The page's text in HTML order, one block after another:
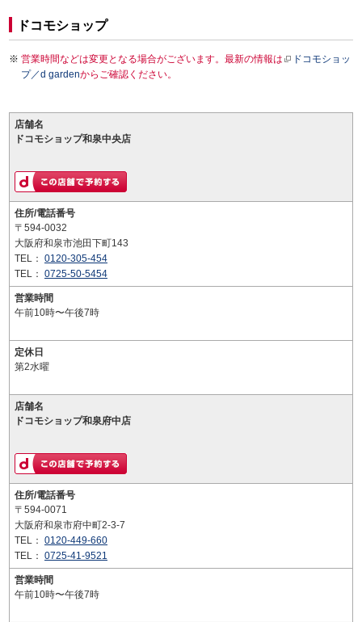
ドコモショップ
営業時間などは変更となる場合がございます。最新の情報は
ドコモショッ
プ／d gardenからご確認ください。
店舗名
ドコモショップ和泉中央店
住所/電話番号
〒594-0032
大阪府和泉市池田下町143
TEL： 0120-305-454
TEL： 0725-50-5454
営業時間
午前10時〜午後7時
定休日
第2水曜
店舗名
ドコモショップ和泉府中店
住所/電話番号
〒594-0071
大阪府和泉市府中町2-3-7
TEL： 0120-449-660
TEL： 0725-41-9521
営業時間
午前10時〜午後7時